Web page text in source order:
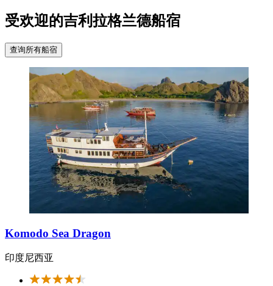
受欢迎的吉利拉格兰德船宿
查询所有船宿
Komodo Sea Dragon
印度尼西亚